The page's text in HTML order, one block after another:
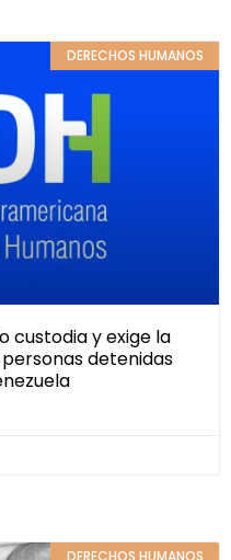
DERECHOS HUMANOS
custodia y exige la
detenidas